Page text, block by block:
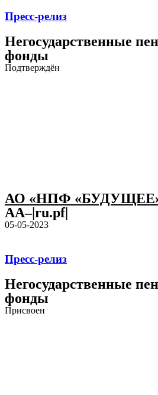
Пресс-релиз
Негосударственные
фонды
Подтверждён
АО «НПФ
AA–|ru.pf|
05-05-2023
Пресс-релиз
Негосударственные
фонды
Присвоен